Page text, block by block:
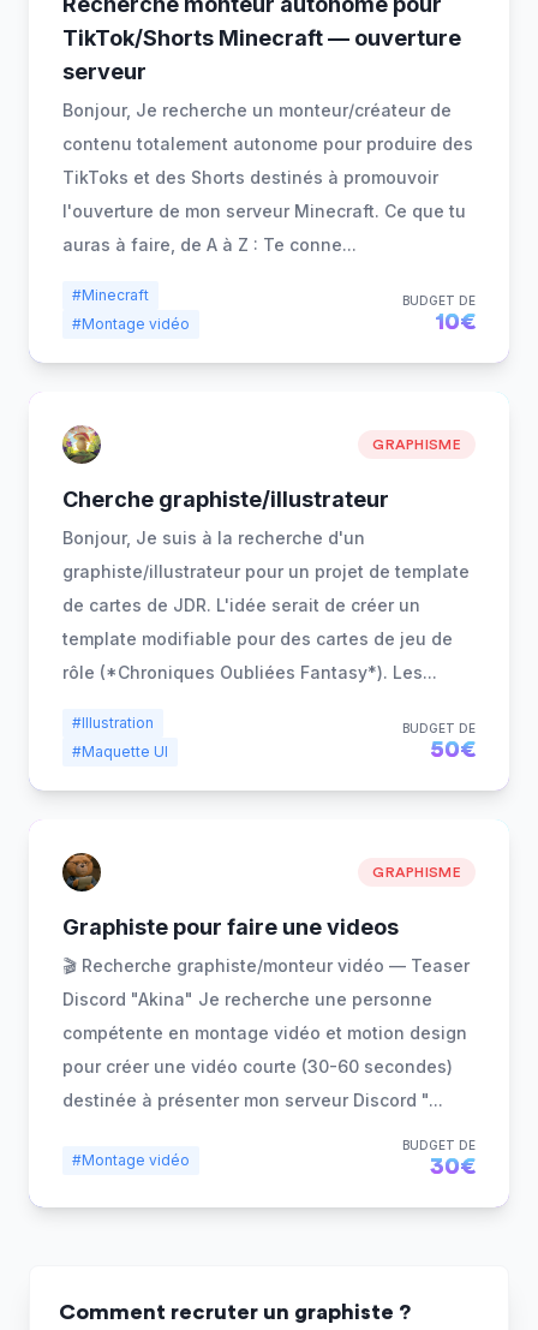
TikTok/Shorts Minecraft — ouverture
serveur
Bonjour, Je recherche un monteur/créateur de
contenu totalement autonome pour produire des
TikToks et des Shorts destinés à promouvoir
l'ouverture de mon serveur Minecraft. Ce que tu
auras à faire, de A à Z : Te conne...
#Minecraft
#Montage vidéo
BUDGET DE
10€
GRAPHISME
Cherche graphiste/illustrateur
Bonjour, Je suis à la recherche d'un
graphiste/illustrateur pour un projet de template
de cartes de JDR. L'idée serait de créer un
template modifiable pour des cartes de jeu de
rôle (*Chroniques Oubliées Fantasy*). Les...
#Illustration
#Maquette UI
BUDGET DE
50€
GRAPHISME
Graphiste pour faire une videos
🎬 Recherche graphiste/monteur vidéo — Teaser
Discord "Akina" Je recherche une personne
compétente en montage vidéo et motion design
pour créer une vidéo courte (30-60 secondes)
destinée à présenter mon serveur Discord "...
#Montage vidéo
BUDGET DE
30€
Comment recruter un graphiste ?